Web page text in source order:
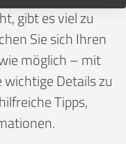
gibt es viel zu
Sie sich Ihren
möglich – mit
Details zu
Tipps,